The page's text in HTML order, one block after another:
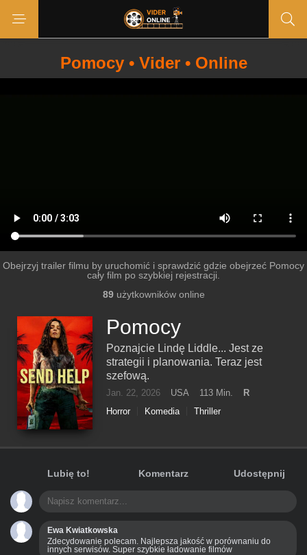
Pomocy • Vider • Online
Obejrzyj trailer filmu by uruchomić i sprawdzić gdzie obejrzeć Pomocy
cały film po szybkiej rejestracji.
89użytkowników online
Pomocy
Poznajcie Lindę Liddle... Jest ze
strategii i planowania. Teraz jest
szefową.
Jan. 22, 2026 USA 113 Min.
R
Horror
Komedia Thriller
Lubię to! Komentarz Udostępnij
Ewa Kwiatkowska
Zdecydowanie polecam. Najlepsza jakość w porównaniu do
innych serwisów. Super szybkie ładowanie filmów